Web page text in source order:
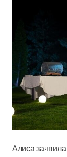
Алиса